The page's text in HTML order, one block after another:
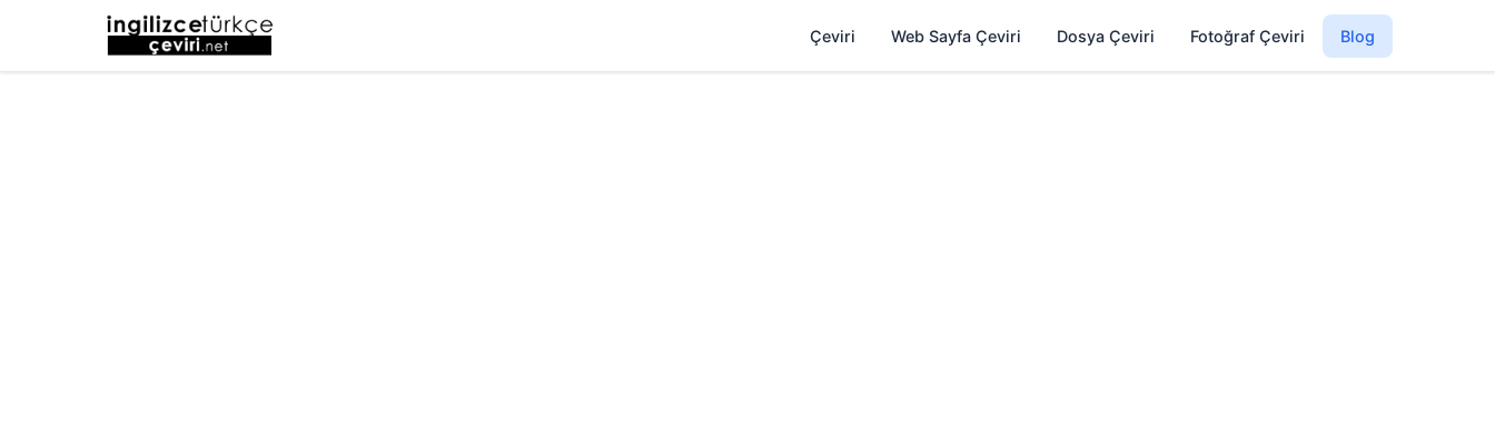
Çeviri Web Sayfa Çeviri Dosya Çeviri Fotoğraf Çeviri Blog